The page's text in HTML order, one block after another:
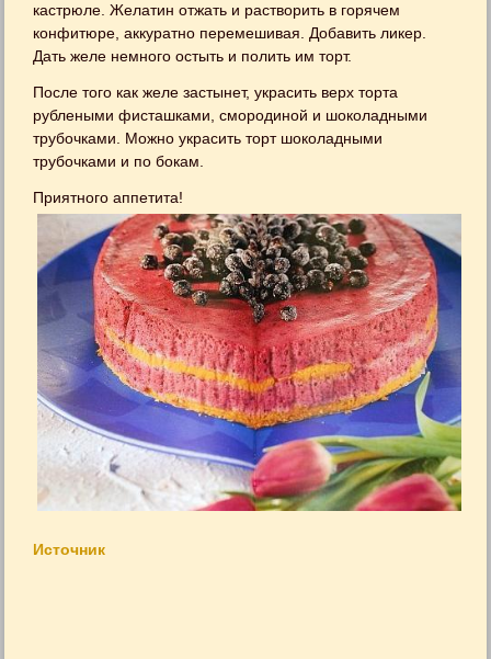
кастрюле. Желатин отжать и растворить в горячем
конфитюре, аккуратно перемешивая. Добавить ликер.
Дать желе немного остыть и полить им торт.
После того как желе застынет, украсить верх торта
рублеными фисташками, смородиной и шоколадными
трубочками. Можно украсить торт шоколадными
трубочками и по бокам.
Приятного аппетита!
Источник